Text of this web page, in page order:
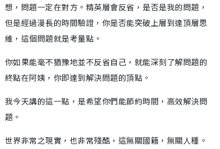
想，問題一定在對方。精英層會反省，是否是我的問題，
但是經過漫長的時間驗證，你是否能突破上層到達頂層思
維，這個問題就是考量點。
你如果能毫不猶豫地並不反省自己，就能深刻了解問題的
終點在阿姨，你即達到解決問題的頂點。
我今天講的這一點，是希望你們能節約時間，高效解決問
題。
世界非常之現實，也非常殘酷，這無關國籍，無關人種。